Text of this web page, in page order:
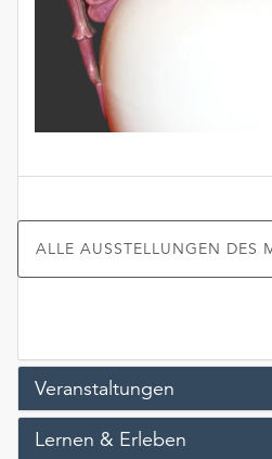
ALLE AUSSTELLUNGEN DES
Veranstaltungen
Lernen & Erleben